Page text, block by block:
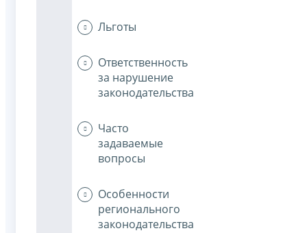
Льготы
Ответственность
за нарушение
законодательства
Часто
задаваемые
вопросы
Особенности
регионального
законодательства